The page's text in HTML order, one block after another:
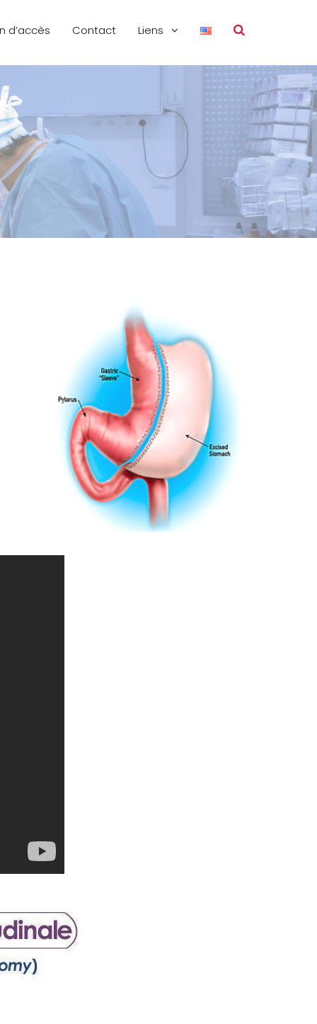
d’accès Contact Liens